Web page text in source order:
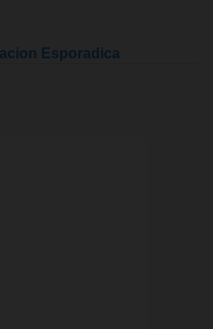
Esporadica